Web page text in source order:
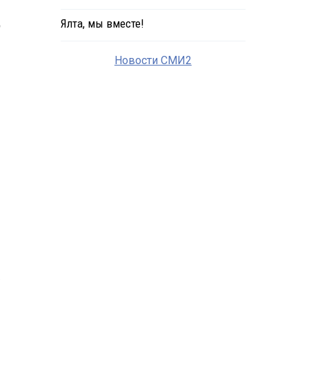
Ялта, мы вместе!
Новости СМИ2